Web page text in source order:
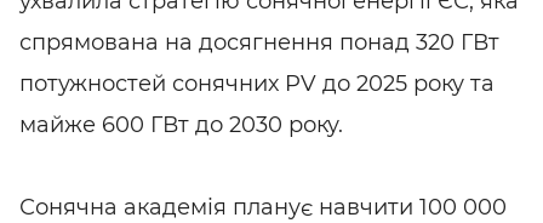
спрямована на досягнення понад 320 ГВт
потужностей сонячних PV до 2025 року та
майже 600 ГВт до 2030 року.
Сонячна академія планує навчити 100 000